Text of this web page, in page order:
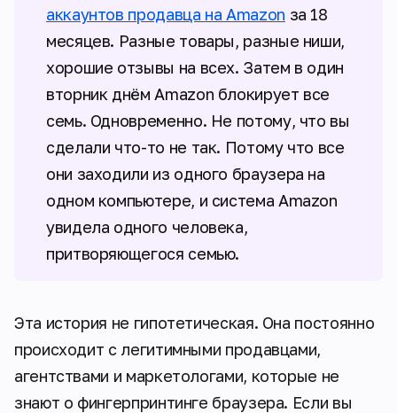
аккаунтов продавца на Amazon за 18
месяцев. Разные товары, разные ниши,
хорошие отзывы на всех. Затем в один
вторник днём Amazon блокирует все
семь. Одновременно. Не потому, что вы
сделали что-то не так. Потому что все
они заходили из одного браузера на
одном компьютере, и система Amazon
увидела одного человека,
притворяющегося семью.
Эта история не гипотетическая. Она постоянно
происходит с легитимными продавцами,
агентствами и маркетологами, которые не
знают о фингерпринтинге браузера. Если вы